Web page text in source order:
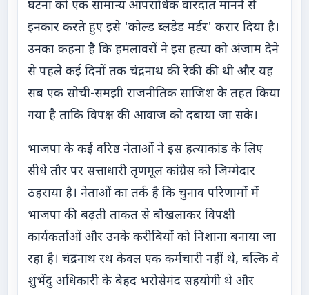
घटना को एक सामान्य आपराधिक वारदात मानने से
इनकार करते हुए इसे 'कोल्ड ब्लडेड मर्डर' करार दिया है।
उनका कहना है कि हमलावरों ने इस हत्या को अंजाम देने
से पहले कई दिनों तक चंद्रनाथ की रेकी की थी और यह
सब एक सोची-समझी राजनीतिक साजिश के तहत किया
गया है ताकि विपक्ष की आवाज को दबाया जा सके।
भाजपा के कई वरिष्ठ नेताओं ने इस हत्याकांड के लिए
सीधे तौर पर सत्ताधारी तृणमूल कांग्रेस को जिम्मेदार
ठहराया है। नेताओं का तर्क है कि चुनाव परिणामों में
भाजपा की बढ़ती ताकत से बौखलाकर विपक्षी
कार्यकर्ताओं और उनके करीबियों को निशाना बनाया जा
रहा है। चंद्रनाथ रथ केवल एक कर्मचारी नहीं थे, बल्कि वे
शुभेंदु अधिकारी के बेहद भरोसेमंद सहयोगी थे और